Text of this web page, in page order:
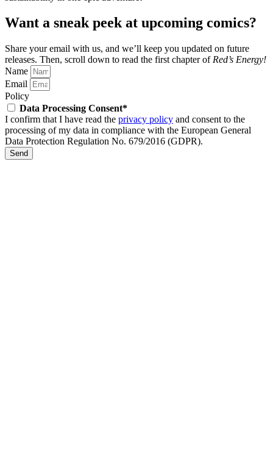
Want a sneak peek at upcoming comics?
Share your email with us, and we’ll keep you updated on future
releases. Then, scroll down to read the first chapter of Red’s Energy!
Name
Email
Policy
Data Processing Consent*
I confirm that I have read the privacy policy and consent to the
processing of my data in compliance with the European General
Data Protection Regulation No. 679/2016 (GDPR).
Send